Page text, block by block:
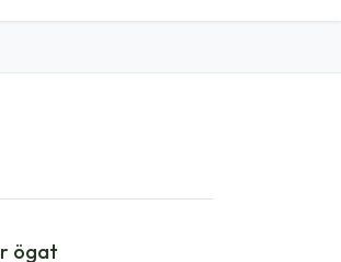
ögat